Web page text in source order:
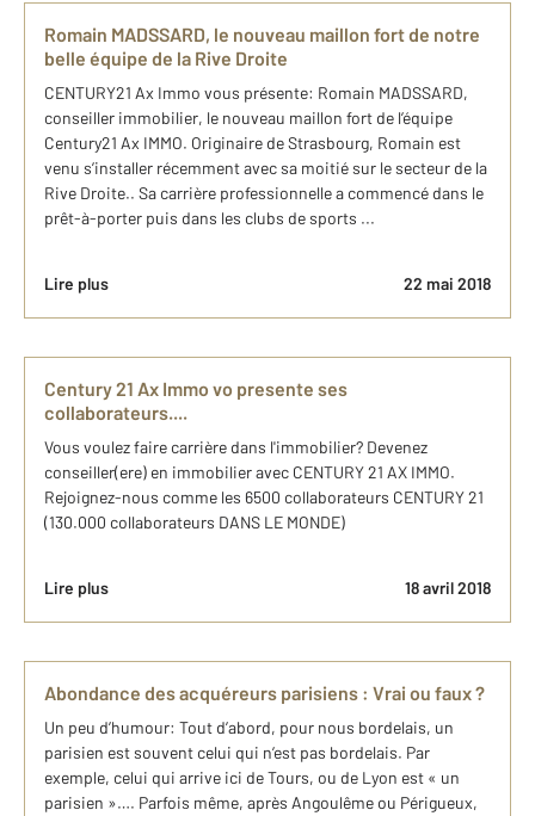
Romain MADSSARD, le nouveau maillon fort de notre
belle équipe de la Rive Droite
CENTURY21 Ax Immo vous présente: Romain MADSSARD,
conseiller immobilier, le nouveau maillon fort de l’équipe
Century21 Ax IMMO. Originaire de Strasbourg, Romain est
venu s’installer récemment avec sa moitié sur le secteur de la
Rive Droite.. Sa carrière professionnelle a commencé dans le
prêt-à-porter puis dans les clubs de sports ...
Lire plus 22 mai 2018
Century 21 Ax Immo vo presente ses
collaborateurs....
Vous voulez faire carrière dans l'immobilier? Devenez
conseiller(ere) en immobilier avec CENTURY 21 AX IMMO.
Rejoignez-nous comme les 6500 collaborateurs CENTURY 21
(130.000 collaborateurs DANS LE MONDE)
Lire plus 18 avril 2018
Abondance des acquéreurs parisiens : Vrai ou faux ?
Un peu d’humour: Tout d’abord, pour nous bordelais, un
parisien est souvent celui qui n’est pas bordelais. Par
exemple, celui qui arrive ici de Tours, ou de Lyon est « un
parisien »…. Parfois même, après Angoulême ou Périgueux,